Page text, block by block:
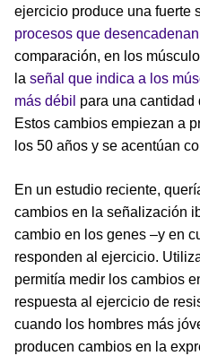
ejercicio produce una fuerte
procesos que
comparación, en los
la señal que indica a los
más débil para una cantidad
Estos cambios empiezan a
los 50 años y se acentúan
En un estudio reciente,
cambios en la señalización
cambio en los genes –y en
responden al ejercicio.
permitía medir los cambios
respuesta al ejercicio de
cuando los hombres más
producen cambios en la